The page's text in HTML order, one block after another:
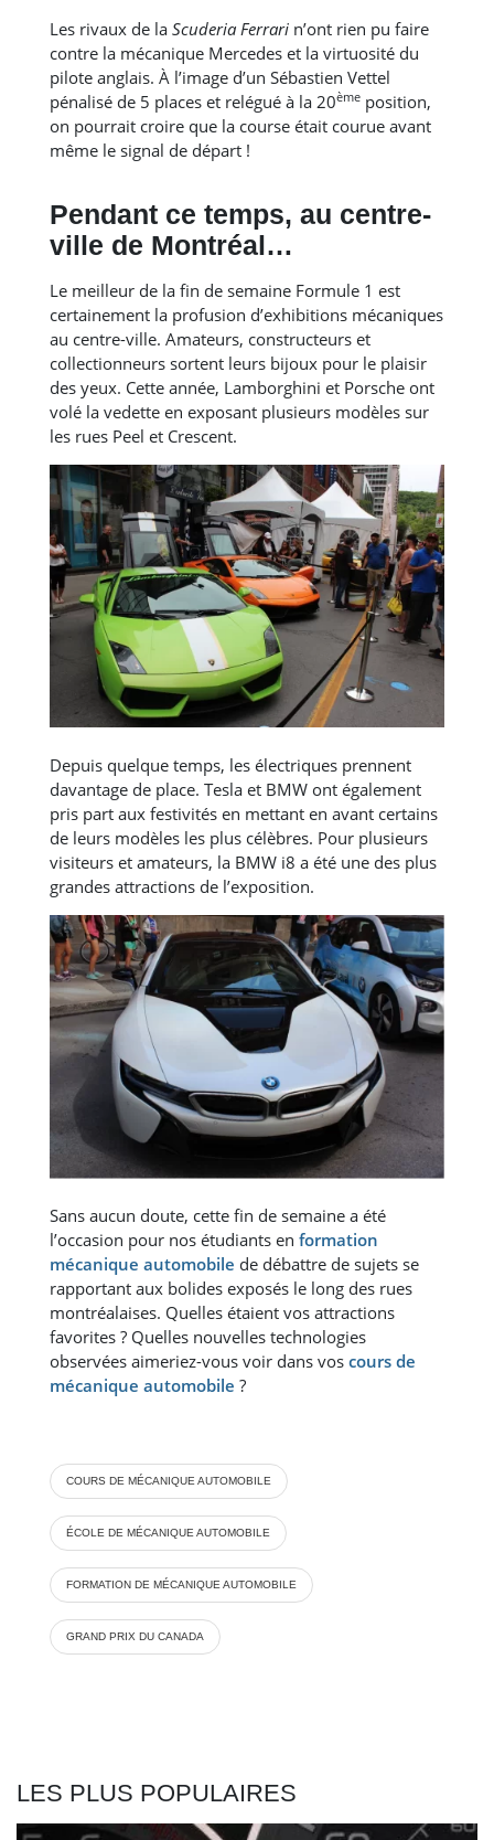
Les rivaux de la Scuderia Ferrari n’ont rien pu faire
contre la mécanique Mercedes et la virtuosité du
pilote anglais. À l’image d’un Sébastien Vettel
pénalisé de 5 places et relégué à la 20ème position,
on pourrait croire que la course était courue avant
même le signal de départ !
Pendant ce temps, au centre-
ville de Montréal…
Le meilleur de la fin de semaine Formule 1 est
certainement la profusion d’exhibitions mécaniques
au centre-ville. Amateurs, constructeurs et
collectionneurs sortent leurs bijoux pour le plaisir
des yeux. Cette année, Lamborghini et Porsche ont
volé la vedette en exposant plusieurs modèles sur
les rues Peel et Crescent.
Depuis quelque temps, les électriques prennent
davantage de place. Tesla et BMW ont également
pris part aux festivités en mettant en avant certains
de leurs modèles les plus célèbres. Pour plusieurs
visiteurs et amateurs, la BMW i8 a été une des plus
grandes attractions de l’exposition.
Sans aucun doute, cette fin de semaine a été
l’occasion pour nos étudiants en formation
mécanique automobile de débattre de sujets se
rapportant aux bolides exposés le long des rues
montréalaises. Quelles étaient vos attractions
favorites ? Quelles nouvelles technologies
observées aimeriez-vous voir dans vos cours de
mécanique automobile ?
COURS DE MÉCANIQUE AUTOMOBILE
ÉCOLE DE MÉCANIQUE AUTOMOBILE
FORMATION DE MÉCANIQUE AUTOMOBILE
GRAND PRIX DU CANADA
LES PLUS POPULAIRES